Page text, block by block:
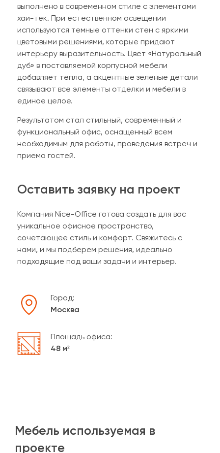
выполнено в современном стиле с элементами
хай-тек. При естественном освещении
используются темные оттенки стен с яркими
цветовыми решениями, которые придают
интерьеру выразительность. Цвет «Натуральный
дуб» в поставляемой корпусной мебели
добавляет тепла, а акцентные зеленые детали
связывают все элементы отделки и мебели в
единое целое.
Результатом стал стильный, современный и
функциональный офис, оснащенный всем
необходимым для работы, проведения встреч и
приема гостей.
Оставить заявку на проект
Компания Nice-Office готова создать для вас
уникальное офисное пространство,
сочетающее стиль и комфорт. Свяжитесь с
нами, и мы подберем решения, идеально
подходящие под ваши задачи и интерьер.
Город:
Москва
Площадь офиса:
48 м²
Мебель используемая в
проекте